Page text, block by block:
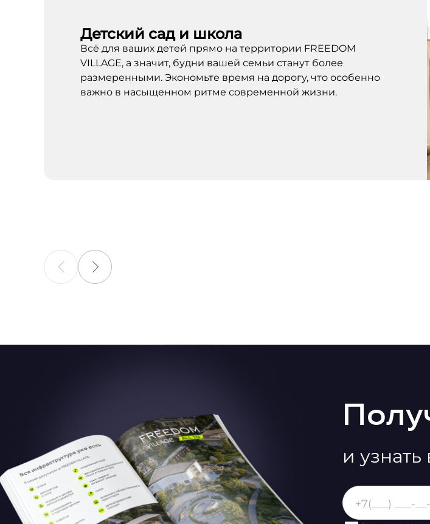
Детский сад и школа
Всё для ваших детей прямо на территории FREEDOM
VILLAGE, а значит, будни вашей семьи станут более
размеренными. Экономьте время на дорогу, что особенно
важно в насыщенном ритме современной жизни.
и